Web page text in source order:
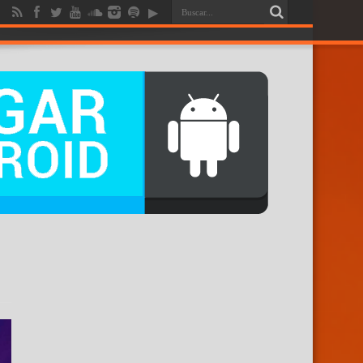
RENDICION